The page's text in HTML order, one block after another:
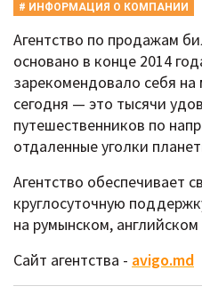
# ИНФОРМАЦИЯ О КОМПАНИИ
Агентство по продажам
основано в конце 2014
зарекомендовало себя
сегодня — это тысячи
путешественников по
отдаленные уголки
Агентство обеспечивает
круглосуточную
на румынском,
Сайт агентства - avigo.md